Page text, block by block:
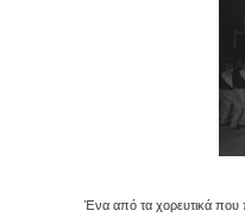
Ένα από τα χορευτικά που